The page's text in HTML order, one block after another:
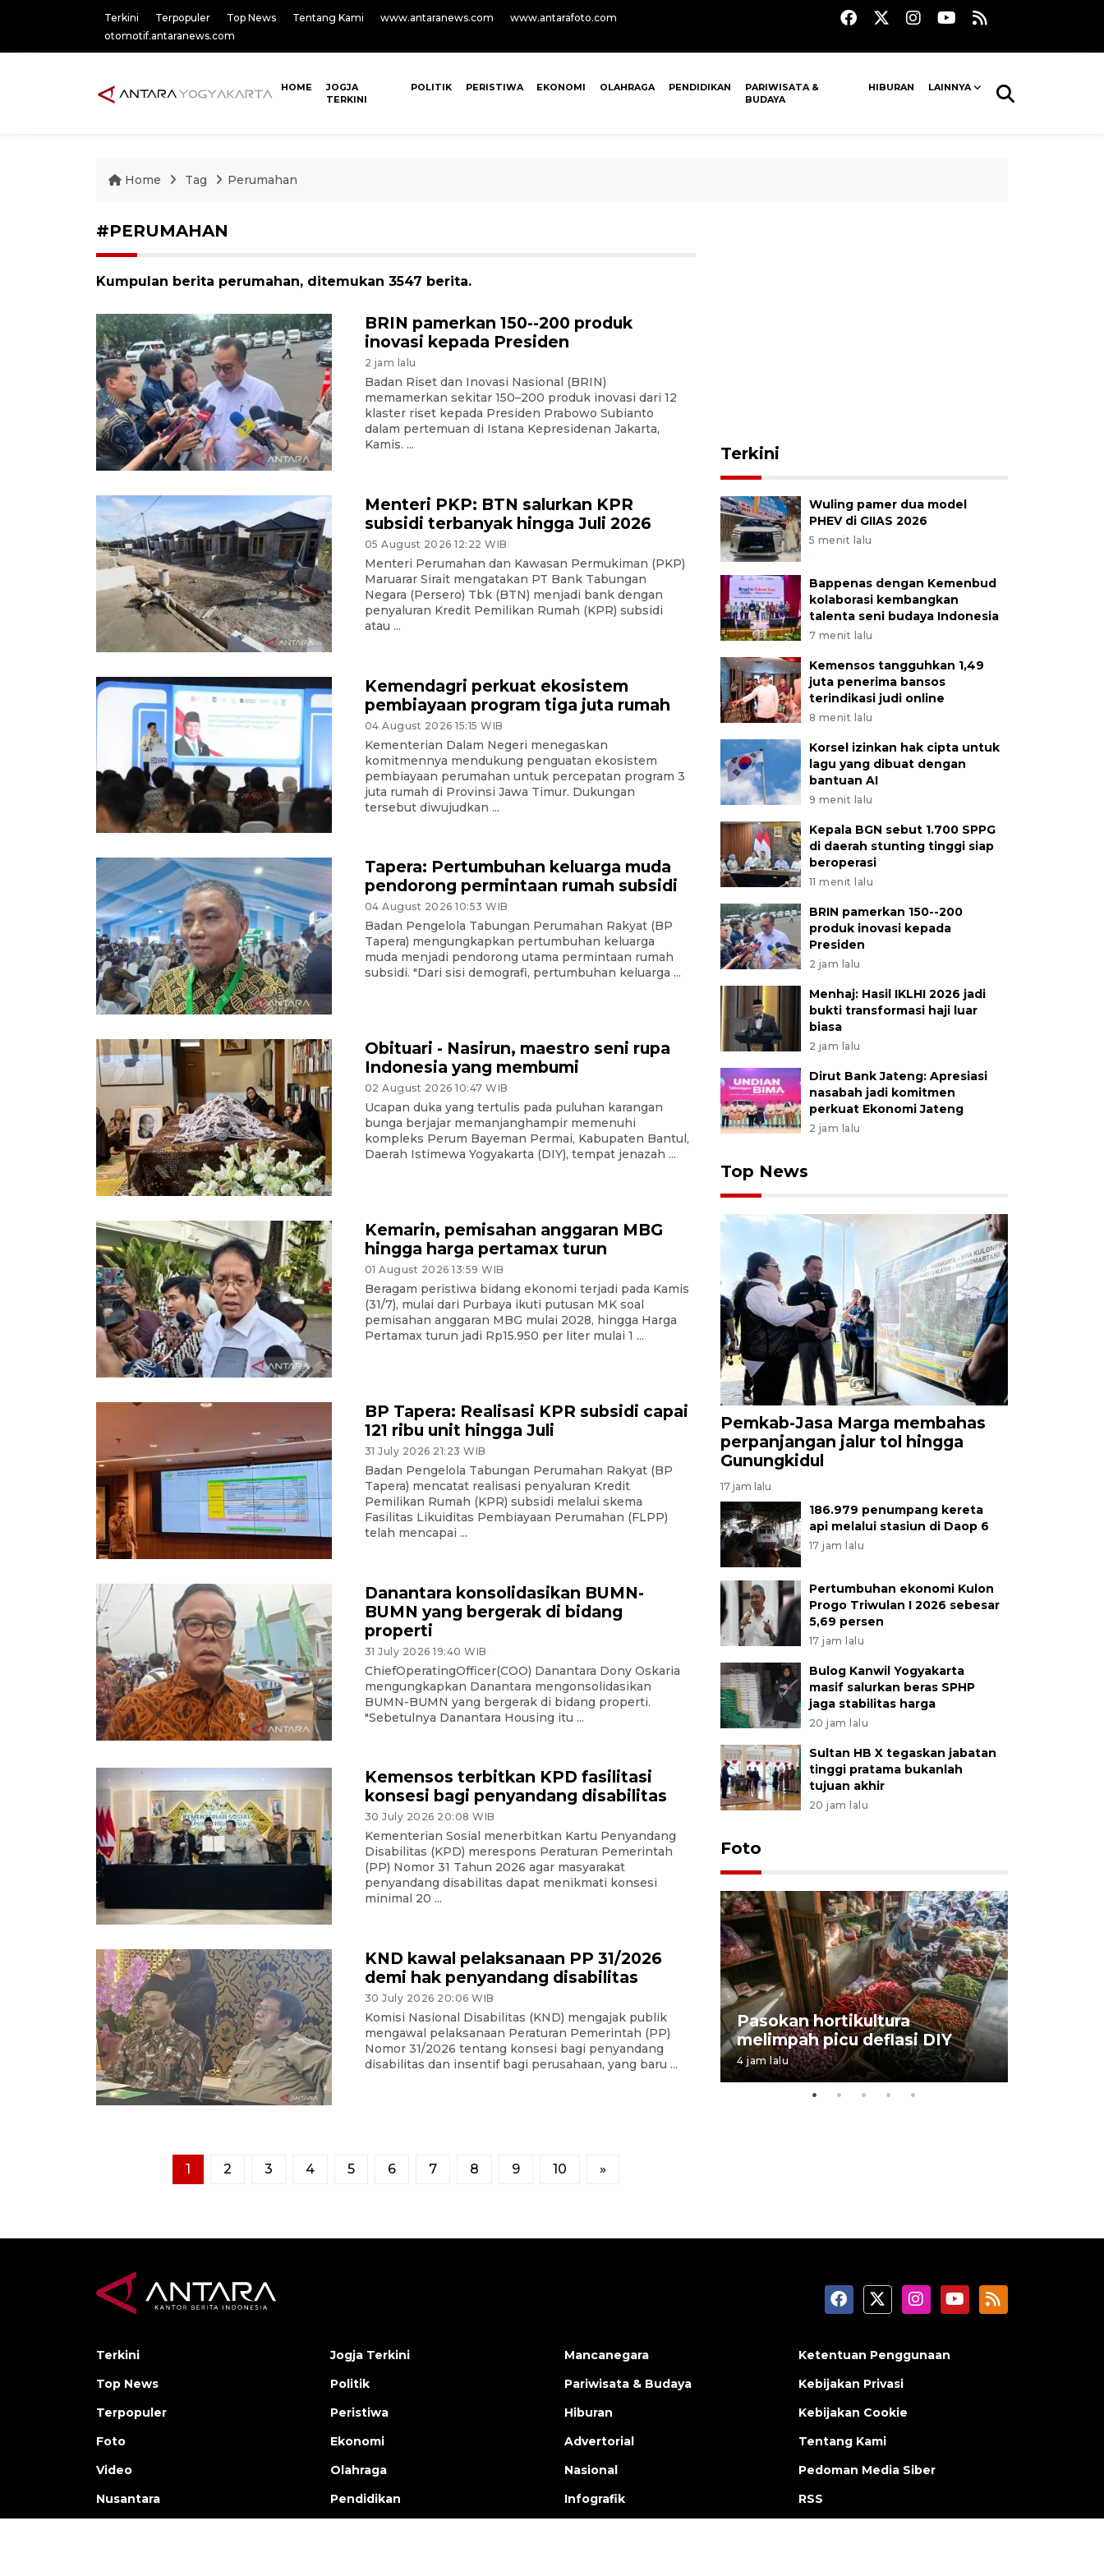
Terkini Terpopuler Top News Tentang Kami www.antaranews.com
www.antarafoto.com
otomotif.antaranews.com
HOME
JOGJA
TERKINI
POLITIK PERISTIWA EKONOMI OLAHRAGA PENDIDIKAN
PARIWISATA &
BUDAYA
HIBURAN LAINNYA
Home Tag Perumahan
#PERUMAHAN
Kumpulan berita perumahan, ditemukan 3547 berita.
BRIN pamerkan 150--200 produk
inovasi kepada Presiden
2 jam lalu
Badan Riset dan Inovasi Nasional (BRIN)
memamerkan sekitar 150–200 produk inovasi dari 12
klaster riset kepada Presiden Prabowo Subianto
dalam pertemuan di Istana Kepresidenan Jakarta,
Kamis. ...
Menteri PKP: BTN salurkan KPR
subsidi terbanyak hingga Juli 2026
05 August 2026 12:22 WIB
Menteri Perumahan dan Kawasan Permukiman (PKP)
Maruarar Sirait mengatakan PT Bank Tabungan
Negara (Persero) Tbk (BTN) menjadi bank dengan
penyaluran Kredit Pemilikan Rumah (KPR) subsidi
atau ...
Kemendagri perkuat ekosistem
pembiayaan program tiga juta rumah
04 August 2026 15:15 WIB
Kementerian Dalam Negeri menegaskan
komitmennya mendukung penguatan ekosistem
pembiayaan perumahan untuk percepatan program 3
juta rumah di Provinsi Jawa Timur. Dukungan
tersebut diwujudkan ...
Tapera: Pertumbuhan keluarga muda
pendorong permintaan rumah subsidi
04 August 2026 10:53 WIB
Badan Pengelola Tabungan Perumahan Rakyat (BP
Tapera) mengungkapkan pertumbuhan keluarga
muda menjadi pendorong utama permintaan rumah
subsidi. "Dari sisi demografi, pertumbuhan keluarga ...
Obituari - Nasirun, maestro seni rupa
Indonesia yang membumi
02 August 2026 10:47 WIB
Ucapan duka yang tertulis pada puluhan karangan
bunga berjajar memanjanghampir memenuhi
kompleks Perum Bayeman Permai, Kabupaten Bantul,
Daerah Istimewa Yogyakarta (DIY), tempat jenazah ...
Kemarin, pemisahan anggaran MBG
hingga harga pertamax turun
01 August 2026 13:59 WIB
Beragam peristiwa bidang ekonomi terjadi pada Kamis
(31/7), mulai dari Purbaya ikuti putusan MK soal
pemisahan anggaran MBG mulai 2028, hingga Harga
Pertamax turun jadi Rp15.950 per liter mulai 1 ...
BP Tapera: Realisasi KPR subsidi capai
121 ribu unit hingga Juli
31 July 2026 21:23 WIB
Badan Pengelola Tabungan Perumahan Rakyat (BP
Tapera) mencatat realisasi penyaluran Kredit
Pemilikan Rumah (KPR) subsidi melalui skema
Fasilitas Likuiditas Pembiayaan Perumahan (FLPP)
telah mencapai ...
Danantara konsolidasikan BUMN-
BUMN yang bergerak di bidang
properti
31 July 2026 19:40 WIB
ChiefOperatingOfficer(COO) Danantara Dony Oskaria
mengungkapkan Danantara mengonsolidasikan
BUMN-BUMN yang bergerak di bidang properti.
"Sebetulnya Danantara Housing itu ...
Kemensos terbitkan KPD fasilitasi
konsesi bagi penyandang disabilitas
30 July 2026 20:08 WIB
Kementerian Sosial menerbitkan Kartu Penyandang
Disabilitas (KPD) merespons Peraturan Pemerintah
(PP) Nomor 31 Tahun 2026 agar masyarakat
penyandang disabilitas dapat menikmati konsesi
minimal 20 ...
KND kawal pelaksanaan PP 31/2026
demi hak penyandang disabilitas
30 July 2026 20:06 WIB
Komisi Nasional Disabilitas (KND) mengajak publik
mengawal pelaksanaan Peraturan Pemerintah (PP)
Nomor 31/2026 tentang konsesi bagi penyandang
disabilitas dan insentif bagi perusahaan, yang baru ...
1 2 3 4 5 6 7 8 9 10 »
Terkini
Wuling pamer dua model
PHEV di GIIAS 2026
5 menit lalu
Bappenas dengan Kemenbud
kolaborasi kembangkan
talenta seni budaya Indonesia
7 menit lalu
Kemensos tangguhkan 1,49
juta penerima bansos
terindikasi judi online
8 menit lalu
Korsel izinkan hak cipta untuk
lagu yang dibuat dengan
bantuan AI
9 menit lalu
Kepala BGN sebut 1.700 SPPG
di daerah stunting tinggi siap
beroperasi
11 menit lalu
BRIN pamerkan 150--200
produk inovasi kepada
Presiden
2 jam lalu
Menhaj: Hasil IKLHI 2026 jadi
bukti transformasi haji luar
biasa
2 jam lalu
Dirut Bank Jateng: Apresiasi
nasabah jadi komitmen
perkuat Ekonomi Jateng
2 jam lalu
Top News
Pemkab-Jasa Marga membahas
perpanjangan jalur tol hingga
Gunungkidul
17 jam lalu
186.979 penumpang kereta
api melalui stasiun di Daop 6
17 jam lalu
Pertumbuhan ekonomi Kulon
Progo Triwulan I 2026 sebesar
5,69 persen
17 jam lalu
Bulog Kanwil Yogyakarta
masif salurkan beras SPHP
jaga stabilitas harga
20 jam lalu
Sultan HB X tegaskan jabatan
tinggi pratama bukanlah
tujuan akhir
20 jam lalu
Foto
Bantul Creative Expo 2026
02 August 2026 0:49 WIB
Pasokan hortikultura
melimpah picu deflasi DIY
4 jam lalu
Terkini
Top News
Terpopuler
Foto
Video
Nusantara
Jogja Terkini
Politik
Peristiwa
Ekonomi
Olahraga
Pendidikan
Mancanegara
Pariwisata & Budaya
Hiburan
Advertorial
Nasional
Infografik
Ketentuan Penggunaan
Kebijakan Privasi
Kebijakan Cookie
Tentang Kami
Pedoman Media Siber
RSS